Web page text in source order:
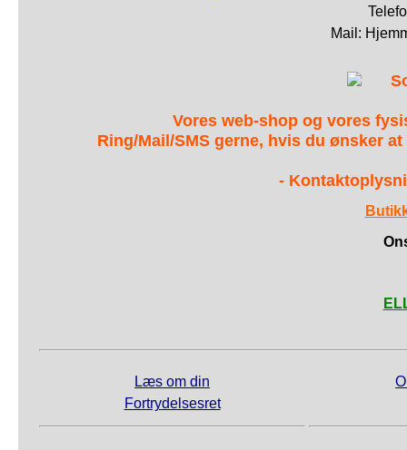
Mail:
Vores web-shop og vores
Ring/Mail/SMS gerne, hvis du ønsker
-
Læs om din
Fortrydelsesret